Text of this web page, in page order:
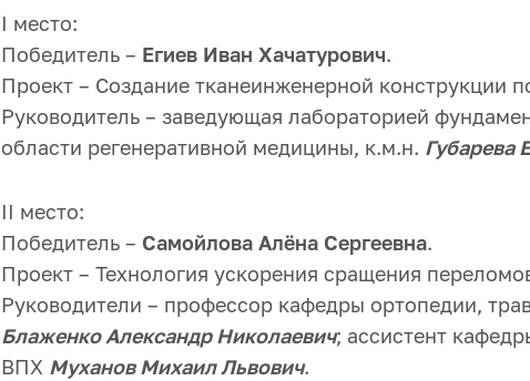
I место:
Победитель – Егиев Иван Хачатурович.
Проект – Создание тканеинженерной конструкции
Руководитель – заведующая лабораторией
области регенеративной медицины, к.м.н. Губарева
II место:
Победитель – Самойлова Алёна Сергеевна.
Проект – Технология ускорения сращения
Руководители – профессор кафедры ортопедии,
Блаженко Александр Николаевич; ассистент
ВПХ Муханов Михаил Львович.